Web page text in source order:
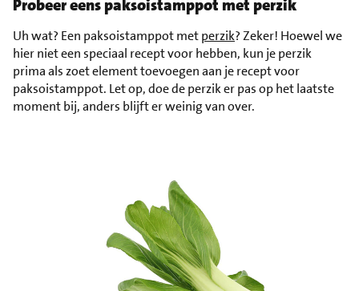
Probeer eens paksoistamppot met perzik
Uh wat? Een paksoistamppot metperzik? Zeker! Hoewel we
hier niet een speciaal recept voor hebben, kun je perzik
prima als zoet element toevoegen aan je recept voor
paksoistamppot. Let op, doe de perzik er pas op het laatste
moment bij, anders blijft er weinig van over.